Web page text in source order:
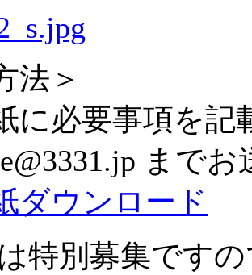
法＞
に必要事項を
まで
ダウンロード
特別募集です